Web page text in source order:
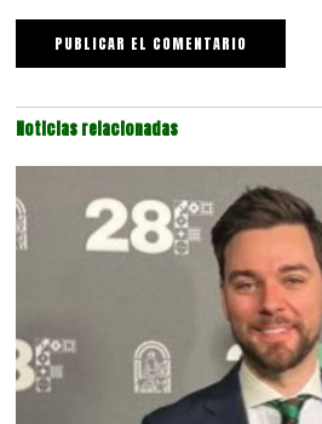
Noticias relacionadas